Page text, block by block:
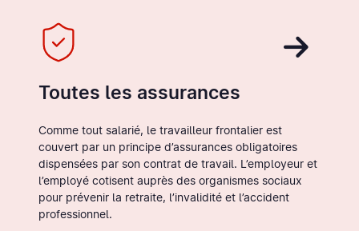
Toutes les assurances
Comme tout salarié, le travailleur frontalier est
couvert par un principe d’assurances obligatoires
dispensées par son contrat de travail. L’employeur et
l’employé cotisent auprès des organismes sociaux
pour prévenir la retraite, l’invalidité et l’accident
professionnel.